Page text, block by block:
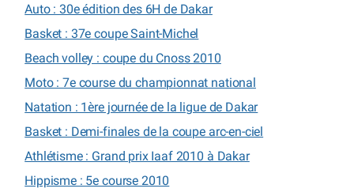
Auto : 30e édition des 6H de Dakar
Basket : 37e coupe Saint-Michel
Beach volley : coupe du Cnoss 2010
Moto : 7e course du championnat national
Natation : 1ère journée de la ligue de Dakar
Basket : Demi-finales de la coupe arc-en-ciel
Athlétisme : Grand prix Iaaf 2010 à Dakar
Hippisme : 5e course 2010